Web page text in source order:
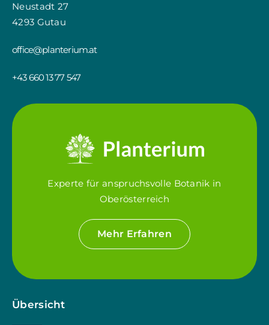
Neustadt 27
4293 Gutau
office@planterium.at
+43 660 13 77 547
Experte für anspruchsvolle Botanik in
Oberösterreich
Mehr Erfahren
Übersicht